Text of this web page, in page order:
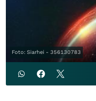
Foto: Siarhei - 356130783